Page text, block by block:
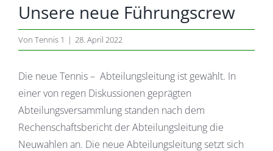
Unsere neue Führungscrew
Von Tennis 1 | 28. April 2022
Die neue Tennis – Abteilungsleitung ist gewählt. In
einer von regen Diskussionen geprägten
Abteilungsversammlung standen nach dem
Rechenschaftsbericht der Abteilungsleitung die
Neuwahlen an. Die neue Abteilungsleitung setzt sich